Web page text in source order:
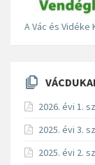
A Vác és Vidéke
2026. évi 1.
2025. évi 3.
2025. évi 2.